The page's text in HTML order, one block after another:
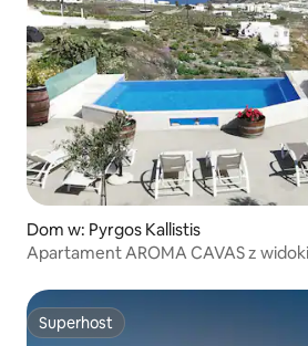
Dom w: Pyrgos Kallistis
Apartament AROMA CAVAS z
Superhost
Superhost